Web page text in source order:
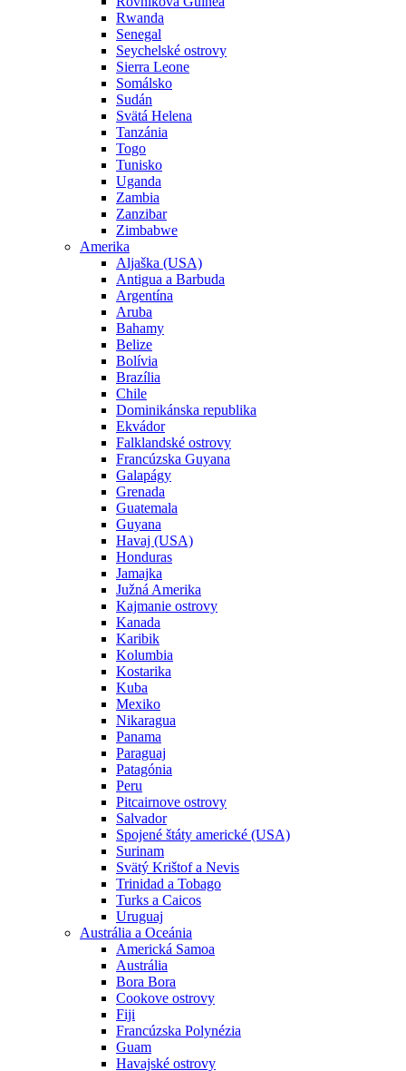
Rwanda
Senegal
Seychelské ostrovy
Sierra Leone
Somálsko
Sudán
Svätá Helena
Tanzánia
Togo
Tunisko
Uganda
Zambia
Zanzibar
Zimbabwe
Amerika
Aljaška (USA)
Antigua a Barbuda
Argentína
Aruba
Bahamy
Belize
Bolívia
Brazília
Chile
Dominikánska republika
Ekvádor
Falklandské ostrovy
Francúzska Guyana
Galapágy
Grenada
Guatemala
Guyana
Havaj (USA)
Honduras
Jamajka
Južná Amerika
Kajmanie ostrovy
Kanada
Karibik
Kolumbia
Kostarika
Kuba
Mexiko
Nikaragua
Panama
Paraguaj
Patagónia
Peru
Pitcairnove ostrovy
Salvador
Spojené štáty americké (USA)
Surinam
Svätý Krištof a Nevis
Trinidad a Tobago
Turks a Caicos
Uruguaj
Austrália a Oceánia
Americká Samoa
Austrália
Bora Bora
Cookove ostrovy
Fiji
Francúzska Polynézia
Guam
Havajské ostrovy